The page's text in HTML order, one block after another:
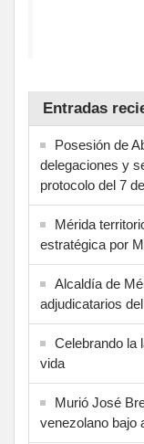
Entradas
Posesión de
delegaciones y
protocolo del 7
Mérida
estratégica por
Alcaldía de
adjudicatarios
Celebrando la
vida
Murió José
venezolano bajo